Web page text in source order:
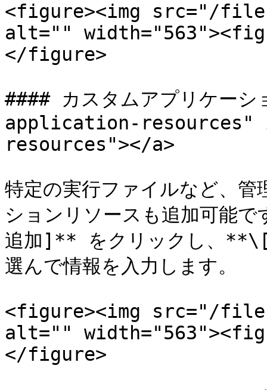
<figure><img src="/files/
alt=""
</figure>
#### カスタムアプリケー
application-resources"
resources"></a>
特定の実行ファイルなど、
ションリソースも追加可能
追加]** をクリックし、
選んで情報を入力します。
<figure><img src="/files/
alt=""
</figure>